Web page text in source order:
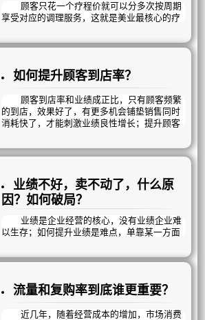
顾客只花一个疗程价就可以分多次按周期
享受对应的调理服务，这就是美业最核心的疗
那么，在我们众多的疗程项目当中，哪些
客消费实力和我们对顾客需求的挖掘程度；顾
客项目叠加未设计，项目销售不及时，危机挖
掘不够，销售1次就放弃……等等；都直接影响
项目的普及情况及业绩达成情况。曦玥疗程报
表分4个方面，帮您一键诊断！
1、顾客购买疗程数量：
如何提升顾客到店率？
顾客到店率和业绩成正比，只有顾客频繁
的到店，效果好了，有更多机会铺垫销售同时
消耗快了，才能刺激业绩良性增长；提升顾客
一、 精进《顾客接待流程》
1、细节决定成败，提升顾客服务细节，
好的服务体验才是留客的关键。
2、重视顾客满意度和消费体验感，只有
顾客满意了才会持续消费。
感，顾客100%满意；并增加7大销售点，在不
业绩；新客破冰，老客升单，死呆激活；提升
顾客到店率，保证疗效，降低销售压力！
业绩不好，卖不动了，什么原
因？如何破局？
业绩是企业经营的核心，没有业绩企业难
以生存；如何提升业绩是难点，单靠某一方面
让点利，业绩是一下子提升了，但是后面几个
来讲：流量和复购率到底谁更重要？
近几年，随着经营成本的增加，市场消费